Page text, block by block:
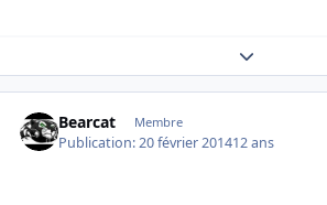
Expand
Bearcat Membre
Publication:20 février 201412 ans